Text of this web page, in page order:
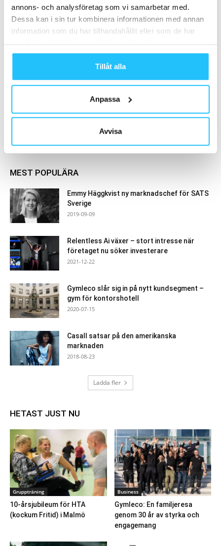
annons- och analysföretag som vi samarbetar med.
Dessa kan i sin tur kombinera informationen med annan
information som du har tillhandahållit eller som de har
Tillåt alla
Anpassa
Avvisa
folkhälsan
Podcast: Johan Stål om Atletic City
Sportgym – gymmet som inte
Samarbete
- Annons -
MEST POPULÄRA
Emmy Häggkvist ny marknadschef för SATS
Sverige
2019-09-09
Relentless Ai växer – stort intresse när
företaget nu söker investerare
2021-12-22
Gymleco slår sig in på nytt kundsegment –
gym för kontorshotell
2020-07-15
Casall satsar på den amerikanska
marknaden
2018-08-23
Ladda fler
HETAST JUST NU
Gruppträning
10-årsjubileum för HTA
(kockum Fritid) i Malmö
Business
Gymleco: En familjeresa
genom 30 år av styrka och
engagemang